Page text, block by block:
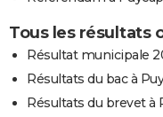
Tous les résultats
Résultat municipale
Résultats du bac à
Résultats du brevet à